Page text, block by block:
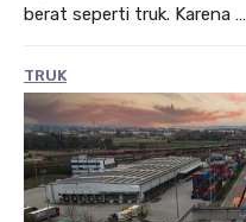
berat seperti truk. Karena …
TRUK